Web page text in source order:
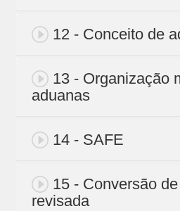
12 - Conceito de
13 - Organização
aduanas
14 - SAFE
15 - Conversão
revisada